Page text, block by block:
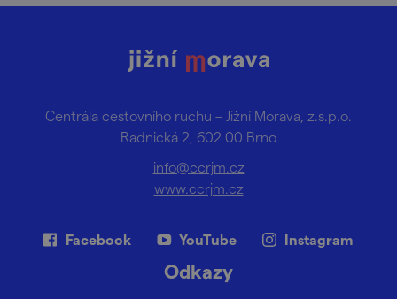
Centrála cestovního ruchu – Jižní Morava, z.s.p.o.
Radnická 2, 602 00 Brno
info@ccrjm.cz
www.ccrjm.cz
Facebook YouTube Instagram
Odkazy